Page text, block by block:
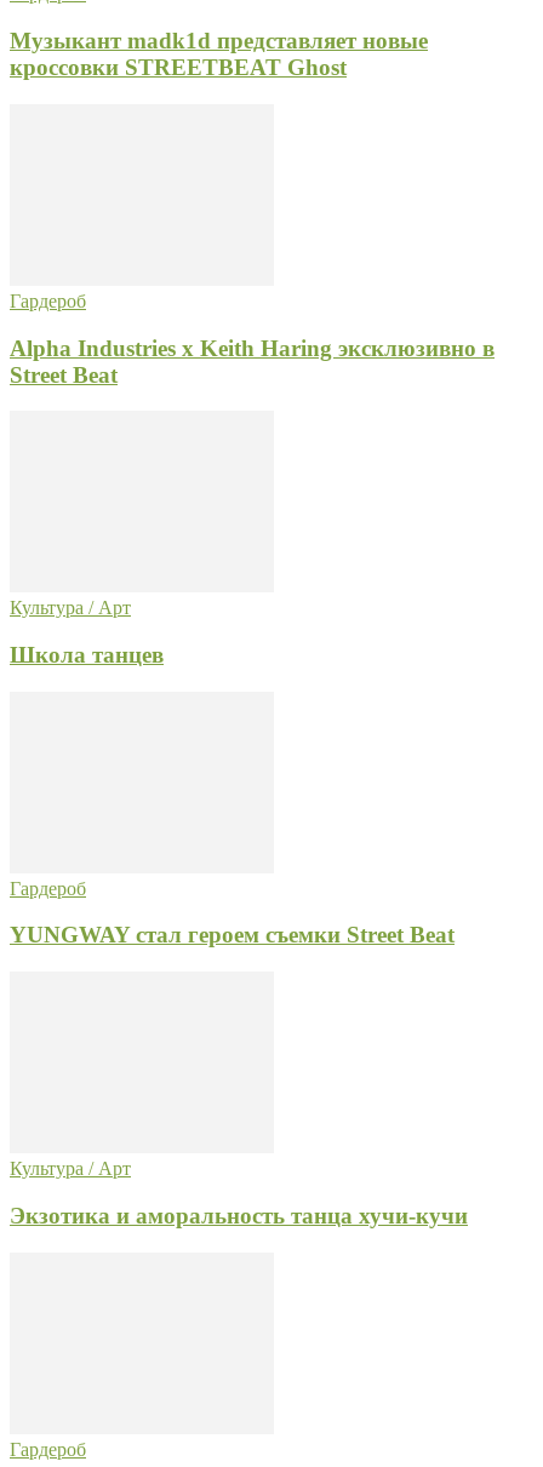
Музыкант madk1d представляет новые
кроссовки STREETBEAT Ghost
Гардероб
Alpha Industries x Keith Haring эксклюзивно в
Street Beat
Культура / Арт
Школа танцев
Гардероб
YUNGWAY стал героем съемки Street Beat
Культура / Арт
Экзотика и аморальность танца хучи-кучи
Гардероб